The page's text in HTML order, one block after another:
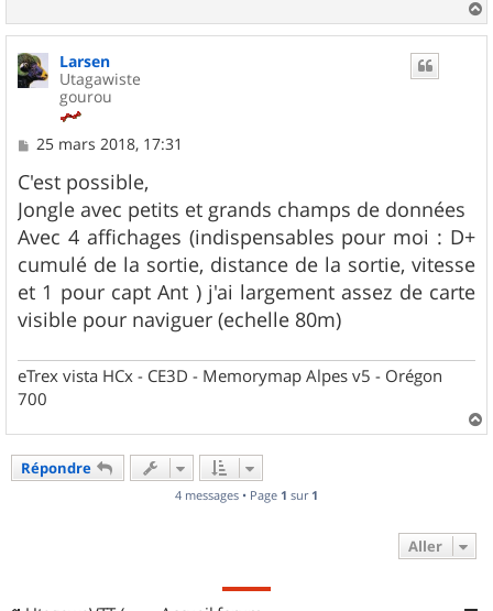
a
Larsen
Utagawiste
gourou
M
s
s
a
g
e
25 mars 2018, 17:31
C'est possible,
Jongle avec petits et grands champs de données
Avec 4 affichages (indispensables pour moi : D+
cumulé de la sortie, distance de la sortie, vitesse
et 1 pour capt Ant ) j'ai largement assez de carte
visible pour naviguer (echelle 80m)
eTrex vista HCx - CE3D - Memorymap Alpes v5 - Orégon
700
a
Répondre
4 messages • Page 1 sur 1
Aller